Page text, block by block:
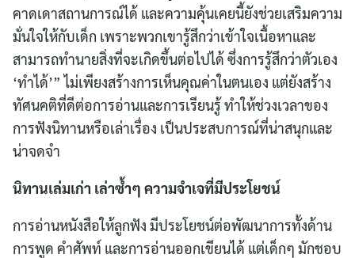
คาดเดาสถานการณ์ได้ และความคุ้นเคยนี้ยังช่วยเสริมความ
มั่นใจให้กับเด็ก เพราะพวกเขารู้สึกว่าเข้าใจเนื้อหาและ
สามารถทำนายสิ่งที่จะเกิดขึ้นต่อไปได้ ซึ่งการรู้สึกว่าตัวเอง
‘ทำได้’” ไม่เพียงสร้างการเห็นคุณค่าในตนเอง แต่ยังสร้าง
ทัศนคติที่ดีต่อการอ่านและการเรียนรู้ ทำให้ช่วงเวลาของ
การฟังนิทานหรือเล่าเรื่อง เป็นประสบการณ์ที่น่าสนุกและ
น่าจดจำ
นิทานเล่มเก่า เล่าซ้ำๆ ความจำเจที่มีประโยชน์
การอ่านหนังสือให้ลูกฟัง มีประโยชน์ต่อพัฒนาการทั้งด้าน
การพูด คำศัพท์ และการอ่านออกเขียนได้ แต่เด็กๆ มักชอบ